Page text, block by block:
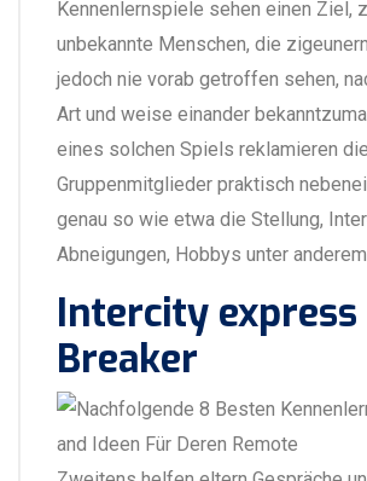
Kennenlernspiele sehen einen Ziel,
unbekannte Menschen, die
jedoch nie vorab getroffen sehen,
Art und weise einander
eines solchen Spiels reklamieren
Gruppenmitglieder praktisch
genau so wie etwa die Stellung,
Abneigungen, Hobbys unter
Intercity express
Breaker